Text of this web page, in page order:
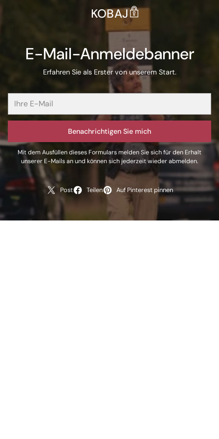
KOBAJ
E-Mail-Anmeldebanner
Erfahren Sie als Erster von unserem Start.
Benachrichtigen Sie mich
Mit dem Ausfüllen dieses Formulars melden Sie sich für den Erhalt
unserer E-Mails an und können sich jederzeit wieder abmelden.
Post Teilen Auf Pinterest pinnen